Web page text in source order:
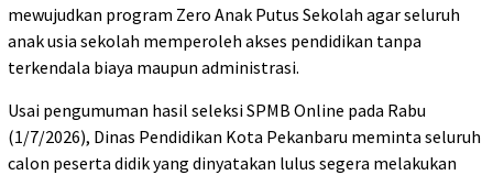
mewujudkan program Zero Anak Putus Sekolah agar seluruh
anak usia sekolah memperoleh akses pendidikan tanpa
terkendala biaya maupun administrasi.
Usai pengumuman hasil seleksi SPMB Online pada Rabu
(1/7/2026), Dinas Pendidikan Kota Pekanbaru meminta seluruh
calon peserta didik yang dinyatakan lulus segera melakukan